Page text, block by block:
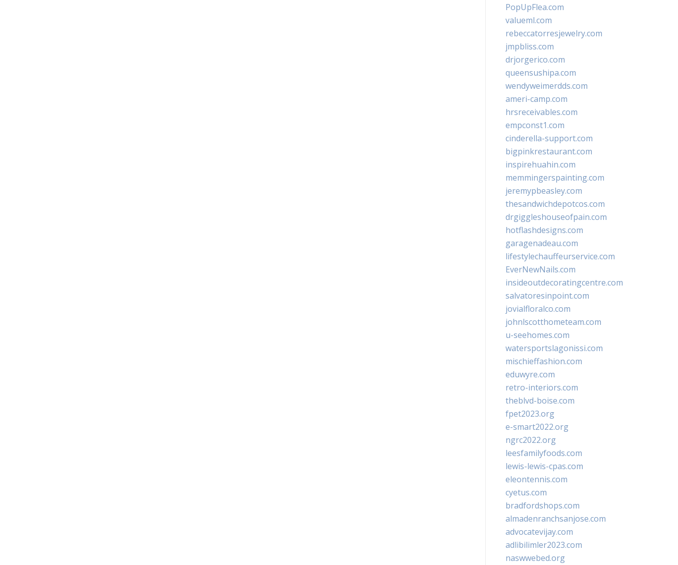
PopUpFlea.com
valueml.com
rebeccatorresjewelry.com
jmpbliss.com
drjorgerico.com
queensushipa.com
wendyweimerdds.com
ameri-camp.com
hrsreceivables.com
empconst1.com
cinderella-support.com
bigpinkrestaurant.com
inspirehuahin.com
memmingerspainting.com
jeremypbeasley.com
thesandwichdepotcos.com
drgiggleshouseofpain.com
hotflashdesigns.com
garagenadeau.com
lifestylechauffeurservice.com
EverNewNails.com
insideoutdecoratingcentre.com
salvatoresinpoint.com
jovialfloralco.com
johnlscotthometeam.com
u-seehomes.com
watersportslagonissi.com
mischieffashion.com
eduwyre.com
retro-interiors.com
theblvd-boise.com
fpet2023.org
e-smart2022.org
ngrc2022.org
leesfamilyfoods.com
lewis-lewis-cpas.com
eleontennis.com
cyetus.com
bradfordshops.com
almadenranchsanjose.com
advocatevijay.com
adlibilimler2023.com
naswwebed.org